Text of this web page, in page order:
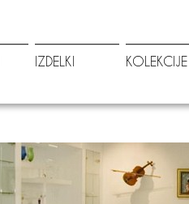
IZDELKI KOLEKCIJE